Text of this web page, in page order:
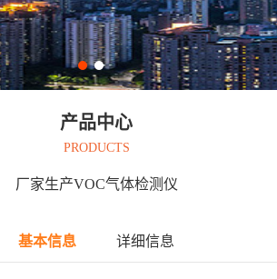
产品中心
PRODUCTS
厂家生产VOC气体检测仪
基本信息 详细信息